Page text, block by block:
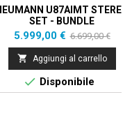
U87AIMT STEREO
SET - BUNDLE
Prezzo
5.999,00 € Prezzo
base
6.699,00 €
 Aggiungi al carrello
 Disponibile